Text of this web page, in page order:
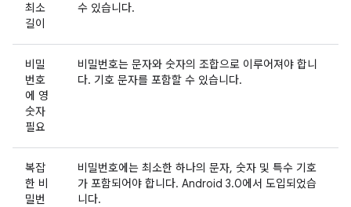
최소
길이
수 있습니다.
비밀
번호
에 영
숫자
필요
비밀번호는 문자와 숫자의 조합으로 이루어져야 합니
다. 기호 문자를 포함할 수 있습니다.
복잡
한 비
밀번
비밀번호에는 최소한 하나의 문자, 숫자 및 특수 기호
가 포함되어야 합니다. Android 3.0에서 도입되었습
니다.